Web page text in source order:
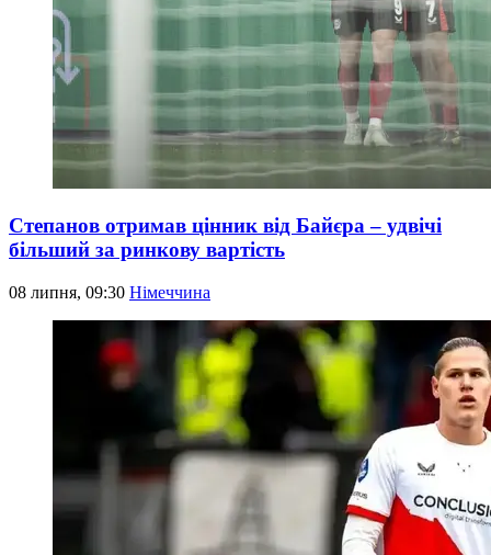
Степанов отримав цінник від Байєра – удвічі
більший за ринкову вартість
08 липня, 09:30 Німеччина